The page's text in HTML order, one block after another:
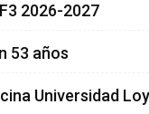
2026-2027
53 años
Universidad